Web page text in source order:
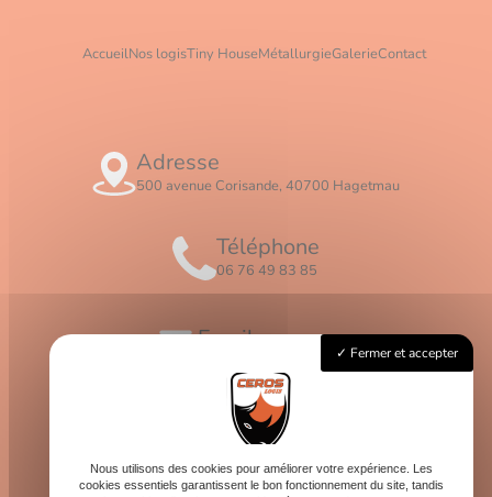
AccueilNos logisTiny HouseMétallurgieGalerieContact
Adresse
500 avenue Corisande, 40700 Hagetmau
Téléphone
06 76 49 83 85
Email
contact@logis-ceros.fr
Horaires
Lundi - Vendredi : 8h - 16h
Fermer et accepter
Nous utilisons des cookies pour améliorer votre expérience. Les
cookies essentiels garantissent le bon fonctionnement du site, tandis